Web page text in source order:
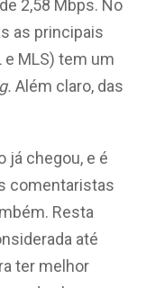
2,58 Mbps. No
as principais
e MLS) tem um
Além claro, das
já chegou, e é
comentaristas
Resta
até
ter melhor